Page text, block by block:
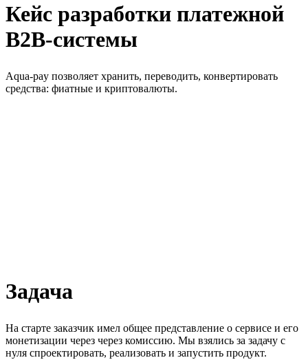
Кейс разработки платежной
B2B-системы
Aqua-pay позволяет хранить, переводить, конвертировать
средства: фиатные и криптовалюты.
Задача
На старте заказчик имел общее представление о сервисе и его
монетизации через через комиссию. Мы взялись за задачу с
нуля спроектировать, реализовать и запустить продукт.